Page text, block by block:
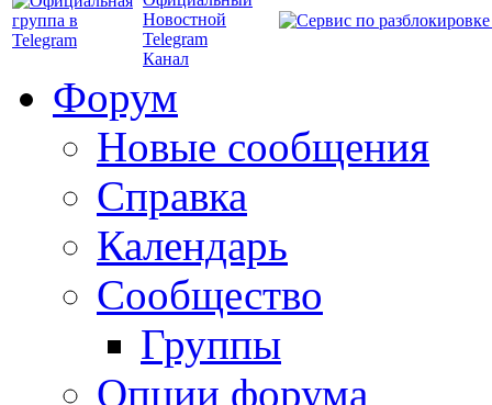
Форум
Новые сообщения
Справка
Календарь
Сообщество
Группы
Опции форума